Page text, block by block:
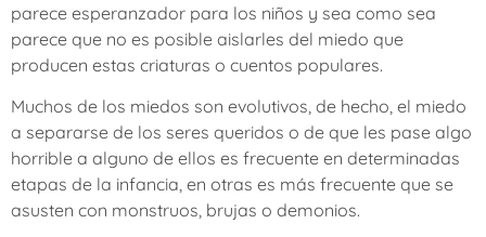
parece esperanzador para los niños y sea como sea
parece que no es posible aislarles del miedo que
producen estas criaturas o cuentos populares.
Muchos de los miedos son evolutivos, de hecho, el miedo
a separarse de los seres queridos o de que les pase algo
horrible a alguno de ellos es frecuente en determinadas
etapas de la infancia, en otras es más frecuente que se
asusten con monstruos, brujas o demonios.